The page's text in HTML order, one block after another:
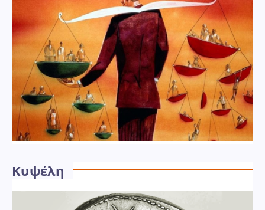
Κυψέλη